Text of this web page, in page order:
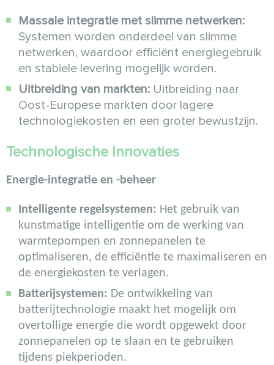
Massale integratie met slimme netwerken:
Systemen worden onderdeel van slimme
netwerken, waardoor efficiënt energiegebruik
en stabiele levering mogelijk worden.
Uitbreiding van markten: Uitbreiding naar
Oost-Europese markten door lagere
technologiekosten en een groter bewustzijn.
Technologische Innovaties
Energie-integratie en -beheer
Intelligente regelsystemen: Het gebruik van
kunstmatige intelligentie om de werking van
warmtepompen en zonnepanelen te
optimaliseren, de efficiëntie te maximaliseren en
de energiekosten te verlagen.
Batterijsystemen: De ontwikkeling van
batterijtechnologie maakt het mogelijk om
overtollige energie die wordt opgewekt door
zonnepanelen op te slaan en te gebruiken
tijdens piekperioden.